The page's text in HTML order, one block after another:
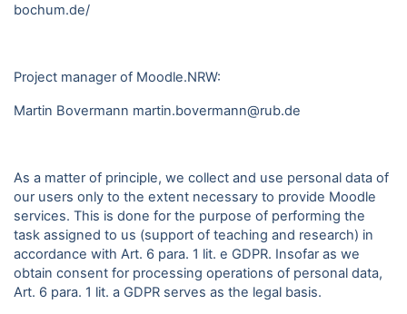
bochum.de/
Project manager of Moodle.NRW:
Martin Bovermann martin.bovermann@rub.de
As a matter of principle, we collect and use personal data of
our users only to the extent necessary to provide Moodle
services. This is done for the purpose of performing the
task assigned to us (support of teaching and research) in
accordance with Art. 6 para. 1 lit. e GDPR. Insofar as we
obtain consent for processing operations of personal data,
Art. 6 para. 1 lit. a GDPR serves as the legal basis.